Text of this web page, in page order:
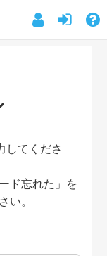
してくださ
ド忘れた」を
い。